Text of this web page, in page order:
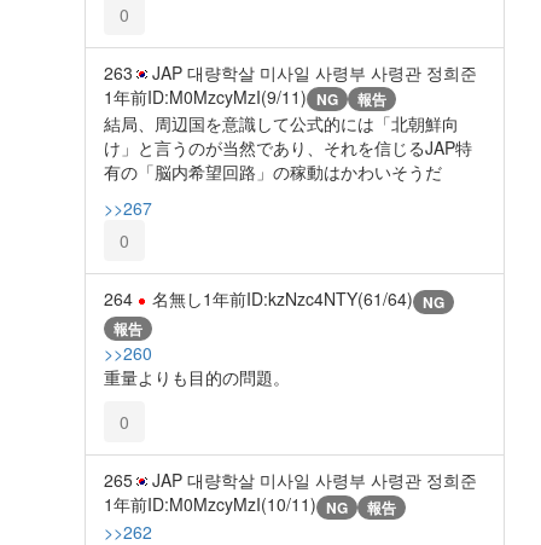
0
263
JAP 대량학살 미사일 사령부 사령관 정희준
1年前ID:M0MzcyMzI(9/11) NG 報告
結局、周辺国を意識して公式的には「北朝鮮向
け」と言うのが当然であり、それを信じるJAP特
有の「脳内希望回路」の稼動はかわいそうだ
>>267
0
264 名無し1年前ID:kzNzc4NTY(61/64) NG
報告
>>260
重量よりも目的の問題。
0
265
JAP 대량학살 미사일 사령부 사령관 정희준
1年前ID:M0MzcyMzI(10/11) NG 報告
>>262